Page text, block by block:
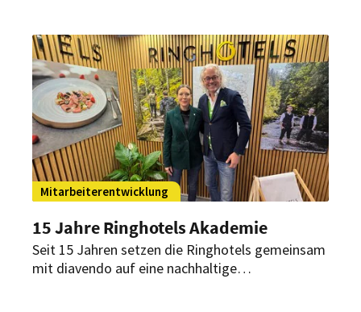
Schleburg, woran es liegt und wie Betriebe in
Gastronomie und Hotellerie gegensteuern
können.
Mitarbeiterentwicklung
15 Jahre Ringhotels Akademie
Seit 15 Jahren setzen die Ringhotels gemeinsam
mit diavendo auf eine nachhaltige